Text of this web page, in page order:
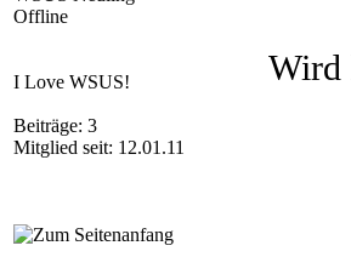
Offline
I Love WSUS!
Beiträge: 3
Mitglied seit: 12.01.11
Wird